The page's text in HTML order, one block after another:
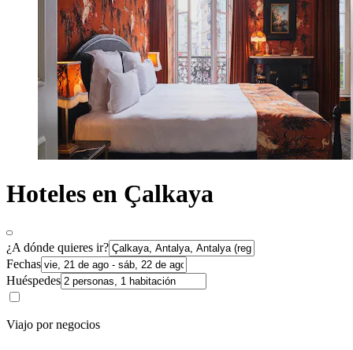
Hoteles en Çalkaya
¿A dónde quieres ir?
Fechas
Huéspedes
Viajo por negocios